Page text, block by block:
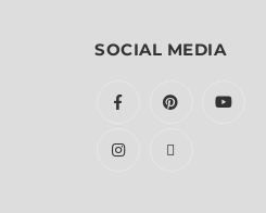
SOCIAL MEDIA